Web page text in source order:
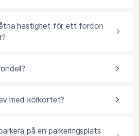
hastighet för ett fordon
med körkortet?
på en parkeringsplats